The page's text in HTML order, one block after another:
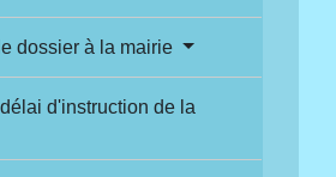
dossier à la mairie
d'instruction de la